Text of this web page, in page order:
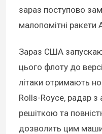
зараз поступово
малопомітні ракети
Зараз США
цього флоту до
літаки отримають
Rolls-Royce, радар
решіткою та
дозволить цим